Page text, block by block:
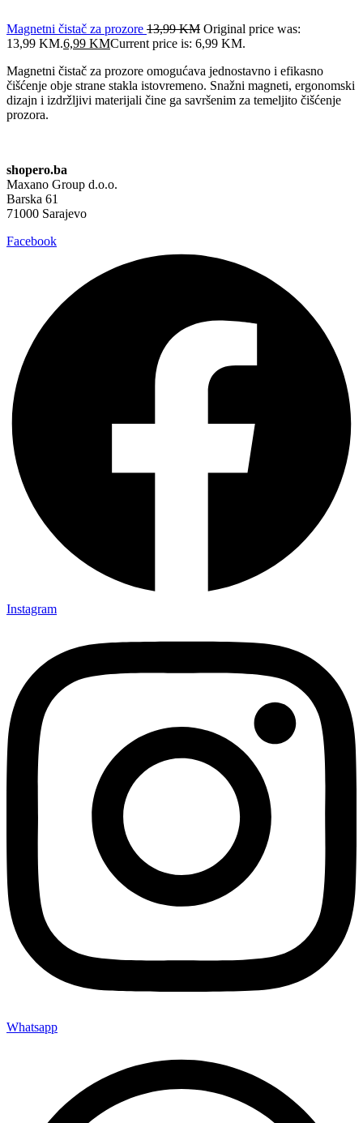
Magnetni čistač za prozore 13,99KM Original price was:
13,99 KM.6,99 KMCurrent price is: 6,99 KM.
Magnetni čistač za prozore omogućava jednostavno i efikasno
čišćenje obje strane stakla istovremeno. Snažni magneti, ergonomski
dizajn i izdržljivi materijali čine ga savršenim za temeljito čišćenje
prozora.
shopero.ba
Maxano Group d.o.o.
Barska 61
71000 Sarajevo
Facebook
Instagram
Whatsapp